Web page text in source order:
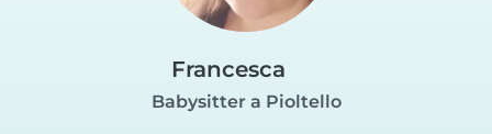
Francesca
Babysitter a Pioltello